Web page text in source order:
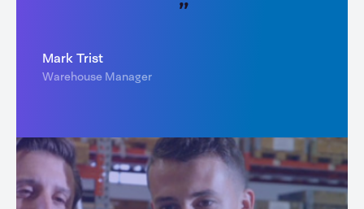
Mark Trist
Warehouse Manager